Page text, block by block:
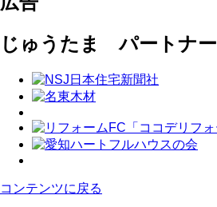
じゅうたま パートナー
コンテンツに戻る